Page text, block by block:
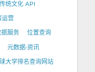
传统文化 API
运营
据服务 位置查询
元数据-资讯
大学排名查询网站